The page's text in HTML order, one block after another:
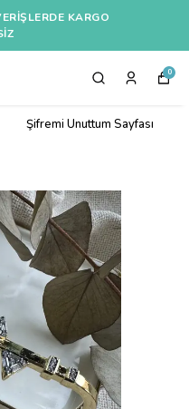
KARGO
0
Şifremi Unuttum Sayfası